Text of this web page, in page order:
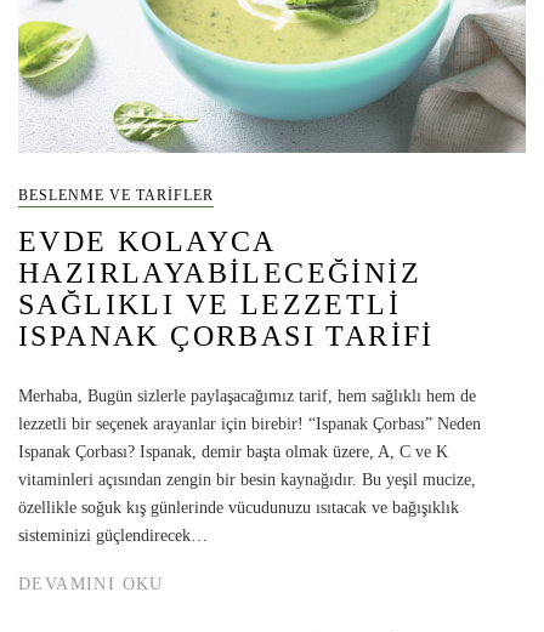
BESLENME VE TARIFLER
EVDE KOLAYCA
HAZIRLAYABILECEĞINIZ
SAĞLIKLI VE LEZZETLI
ISPANAK ÇORBASI TARIFI
Merhaba, Bugün sizlerle paylaşacağımız tarif, hem sağlıklı hem de
lezzetli bir seçenek arayanlar için birebir! “Ispanak Çorbası” Neden
Ispanak Çorbası? Ispanak, demir başta olmak üzere, A, C ve K
vitaminleri açısından zengin bir besin kaynağıdır. Bu yeşil mucize,
özellikle soğuk kış günlerinde vücudunuzu ısıtacak ve bağışıklık
sisteminizi güçlendirecek…
DEVAMINI OKU